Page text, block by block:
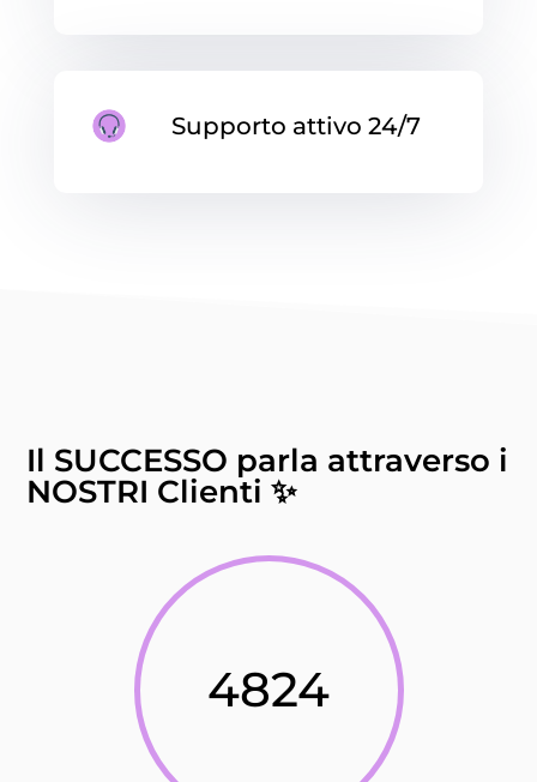
Supporto attivo 24/7
Il SUCCESSO parla attraverso i
NOSTRI Clienti ✨
4824